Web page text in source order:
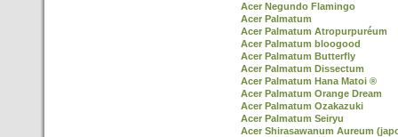
Acer Negundo Flamingo
Acer Palmatum
Acer Palmatum Atropurpuréum
Acer Palmatum bloogood
Acer Palmatum Butterfly
Acer Palmatum Dissectum
Acer Palmatum Hana Matoi ®
Acer Palmatum Orange Dream
Acer Palmatum Ozakazuki
Acer Palmatum Seiryu
Acer Shirasawanum Aureum